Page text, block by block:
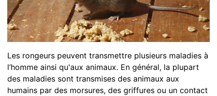
Les rongeurs peuvent transmettre plusieurs maladies à
l’homme ainsi qu'aux animaux. En général, la plupart
des maladies sont transmises des animaux aux
humains par des morsures, des griffures ou un contact